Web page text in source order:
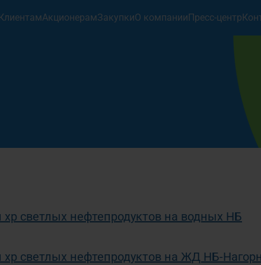
АкционерамЗакупкиО компанииПресс-центр
светлых нефтепродуктов на водных НБ
хр светлых нефтепродуктов на ЖД НБ-